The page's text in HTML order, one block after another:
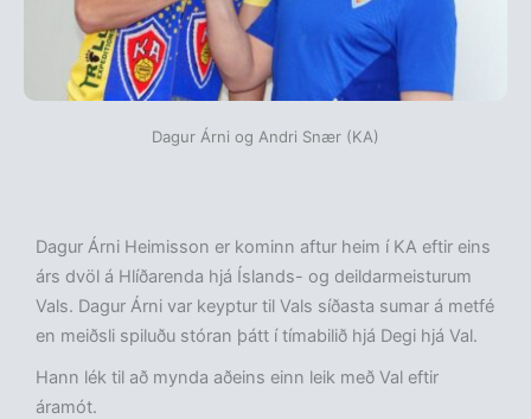
Dagur Árni og Andri Snær (KA)
Dagur Árni Heimisson er kominn aftur heim í KA eftir eins
árs dvöl á Hlíðarenda hjá Íslands- og deildarmeisturum
Vals. Dagur Árni var keyptur til Vals síðasta sumar á metfé
en meiðsli spiluðu stóran þátt í tímabilið hjá Degi hjá Val.
Hann lék til að mynda aðeins einn leik með Val eftir
áramót.